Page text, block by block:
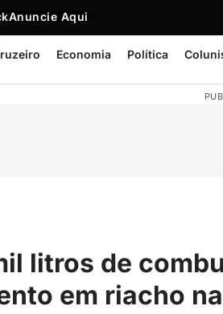
Anuncie Aqui
Economia Política
litros de
em riacho